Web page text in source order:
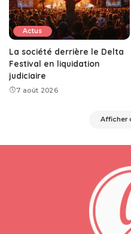
Actus
La société derrière le Delta
Festival en liquidation
judiciaire
7 août 2026
Afficher